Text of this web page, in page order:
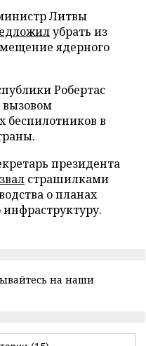
Литвы
убрать из
ядерного
Робертас
беспилотников в
президента
страшилками
о планах
на наши